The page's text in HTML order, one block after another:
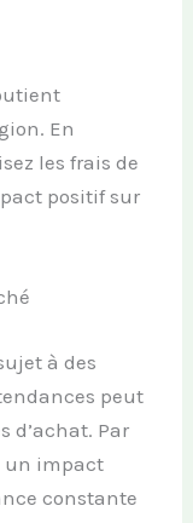
En
les frais de
positif sur
à des
peut
d’achat. Par
un impact
constante